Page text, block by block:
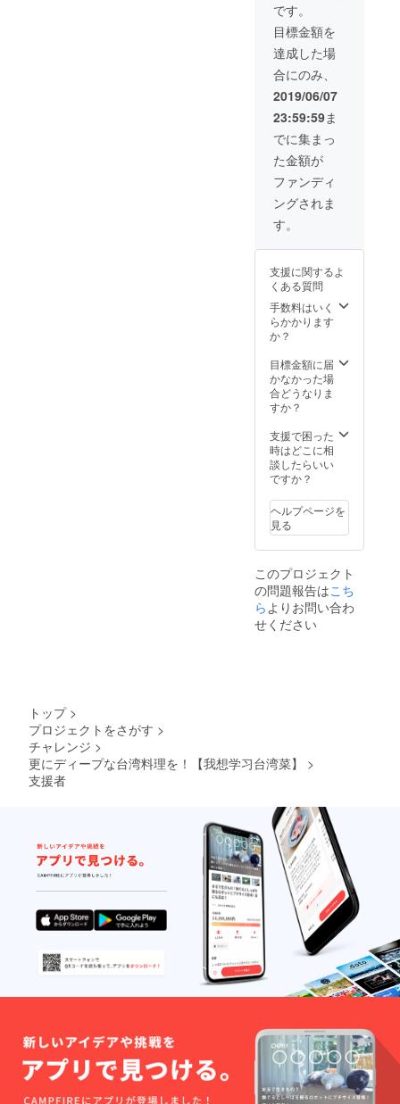
のキッ
チンス
タジオ
を借り
るつも
りで
す。
です。
目標金額を
達成した場
合にのみ、
2019/06/07
23:59:59ま
でに集まっ
た金額が
ファンディ
ングされま
す。
支援に関するよ
くある質問
手数料はいく
らかかります
か？
目標金額に届
かなかった場
合どうなりま
すか？
支援で困った
時はどこに相
談したらいい
ですか？
ヘルプページを
見る
このプロジェクト
の問題報告はこち
らよりお問い合わ
せください
トップ >
プロジェクトをさがす >
チャレンジ >
更にディープな台湾料理を！【我想学习台湾菜】
>
支援者